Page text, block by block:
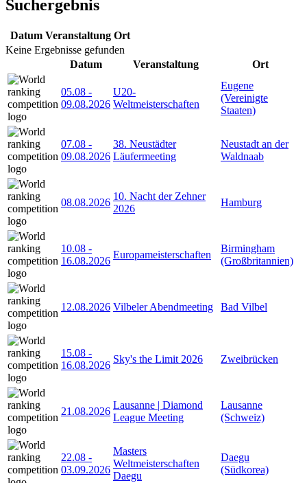
Suchergebnis
Datum Veranstaltung Ort
Keine Ergebnisse gefunden
Datum
Veranstaltung Ort
05.08 -
09.08.2026
U20-
Weltmeisterschaften
Eugene
(Vereinigte
Staaten)
07.08 -
09.08.2026
38. Neustädter
Läufermeeting
Neustadt an der
Waldnaab
08.08.2026
10. Nacht der Zehner
2026
Hamburg
10.08 -
16.08.2026
Europameisterschaften
Birmingham
(Großbritannien)
12.08.2026 Vilbeler Abendmeeting Bad Vilbel
15.08 -
16.08.2026
Sky's the Limit 2026 Zweibrücken
21.08.2026
Lausanne | Diamond
League Meeting
Lausanne
(Schweiz)
22.08 -
03.09.2026
Masters
Weltmeisterschaften
Daegu
Daegu
(Südkorea)